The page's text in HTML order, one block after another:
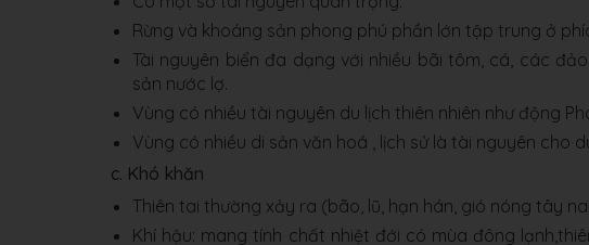
Rừng và khoáng sản phong phú phần lớn tập trung ở
Tài nguyên biển đa dạng với nhiều bãi tôm, cá, các
sản nước lợ.
Vùng có nhiều tài nguyên du lịch thiên nhiên như động
Vùng có nhiều di sản văn hoá , lịch sử là tài nguyên cho
c. Khó khăn
Thiên tai thường xảy ra (bão, lũ, hạn hán, gió nóng tây
Khí hậu: mang tính chất nhiệt đới có mùa đông